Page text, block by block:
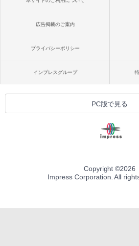
広告掲載のご案内
プライバシーポリシー
インプレスグループ
PC版で見る
Copyright ©2026
Impress Corporation. All